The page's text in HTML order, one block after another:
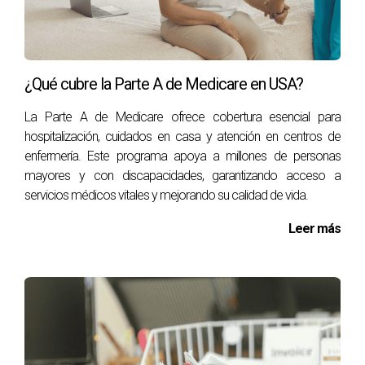
Beneficios Adicionales
Los beneficios adicionales pueden marcar una gran
diferencia en tu experiencia con un seguro. Estos pueden
incluir:
Asistencia 24/7:Algunos seguros ofrecen asistencia
al cliente las 24 horas del día, lo cual es invaluable en
situaciones urgentes.
Descuentos:
Pregunta sobre descuentos por
múltiples pólizas o por mantener un buen historial sin
reclamos.
Si viajas con frecuencia,
Estudios de Caso
Para ilustrar cómo aplicar estas estrategias en situaciones
reales, aquí tienes tres estudios de caso:
¿Qué cubre la Parte A de Medicare en USA?
La Parte A de Medicare ofrece cobertura esencial para
hospitalización, cuidados en casa y atención en centros de
enfermería. Este programa apoya a millones de personas
mayores y con discapacidades, garantizando acceso a
servicios médicos vitales y mejorando su calidad de vida.
Leer más